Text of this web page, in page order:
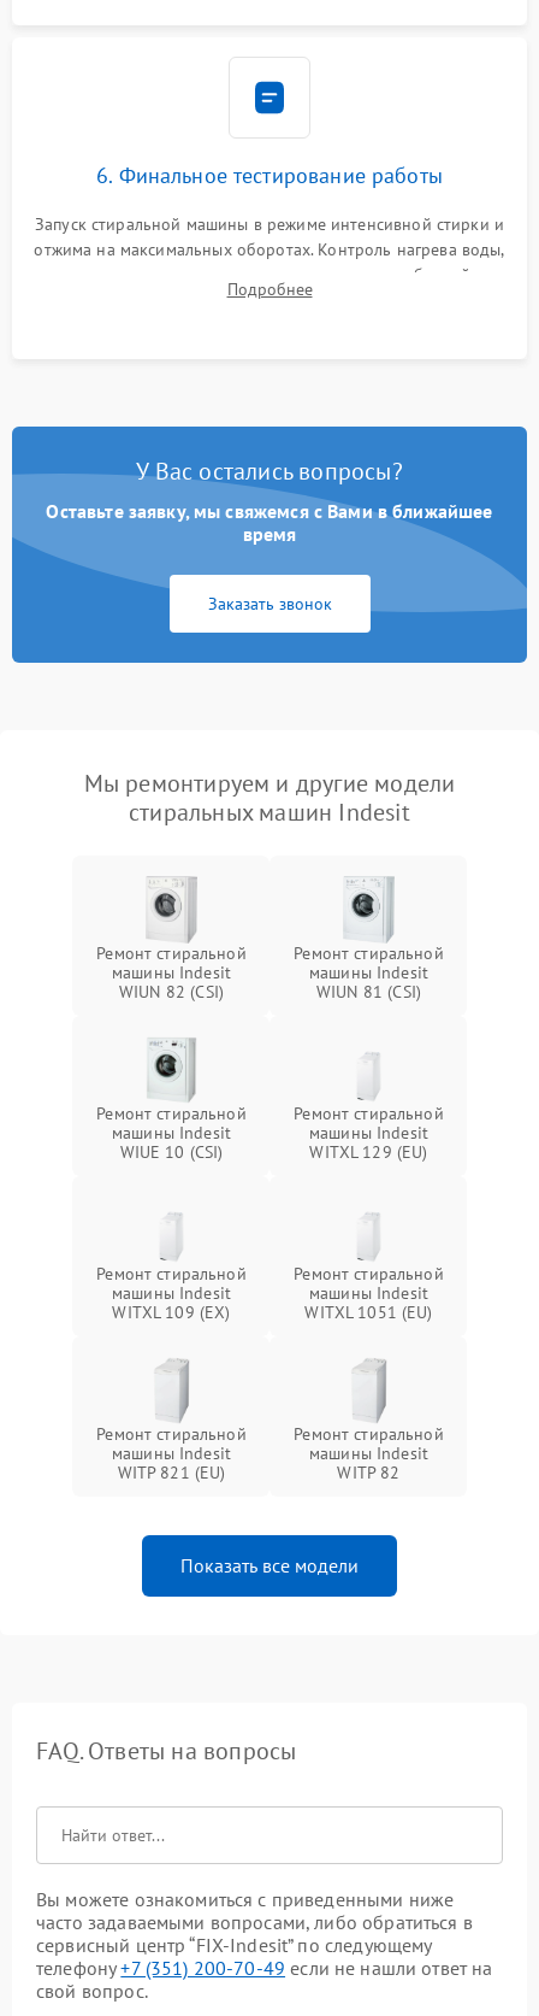
6. Финальное тестирование работы
Запуск стиральной машины в режиме интенсивной стирки и
отжима на максимальных оборотах. Контроль нагрева воды,
корректности слива, отсутствия излишних вибраций,
посторонних стуков и протечек под корпусом.
Подробнее
У Вас остались вопросы?
Оставьте заявку, мы свяжемся с Вами в ближайшее
время
Заказать звонок
Мы ремонтируем и другие модели
стиральных машин Indesit
Ремонт стиральной
машины Indesit
WIUN 82 (CSI)
Ремонт стиральной
машины Indesit
WIUN 81 (CSI)
Ремонт стиральной
машины Indesit
WIUE 10 (CSI)
Ремонт стиральной
машины Indesit
WITXL 129 (EU)
Ремонт стиральной
машины Indesit
WITXL 109 (EX)
Ремонт стиральной
машины Indesit
WITXL 1051 (EU)
Ремонт стиральной
машины Indesit
WITP 821 (EU)
Ремонт стиральной
машины Indesit
WITP 82
Показать все модели
FAQ. Ответы на вопросы
Вы можете ознакомиться с приведенными ниже
часто задаваемыми вопросами, либо обратиться в
сервисный центр “FIX-Indesit” по следующему
телефону+7 (351) 200-70-49 если не нашли ответ на
свой вопрос.